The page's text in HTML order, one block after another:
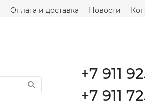
Оплата и доставка Новости
+7 911
+7 911